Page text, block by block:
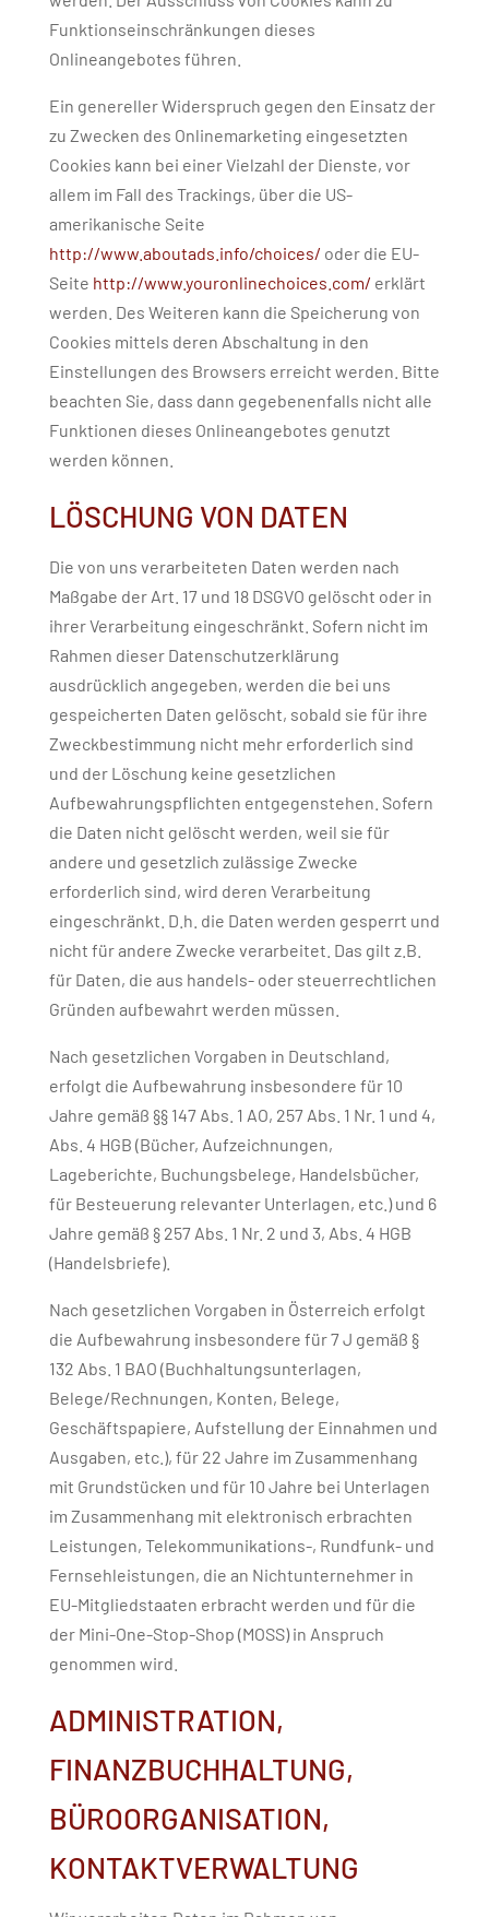
Funktionseinschränkungen dieses
Onlineangebotes führen.
Ein genereller Widerspruch gegen den Einsatz der
zu Zwecken des Onlinemarketing eingesetzten
Cookies kann bei einer Vielzahl der Dienste, vor
allem im Fall des Trackings, über die US-
amerikanische Seite
http://www.aboutads.info/choices/ oder die EU-
Seite http://www.youronlinechoices.com/ erklärt
werden. Des Weiteren kann die Speicherung von
Cookies mittels deren Abschaltung in den
Einstellungen des Browsers erreicht werden. Bitte
beachten Sie, dass dann gegebenenfalls nicht alle
Funktionen dieses Onlineangebotes genutzt
werden können.
LÖSCHUNG VON DATEN
Die von uns verarbeiteten Daten werden nach
Maßgabe der Art. 17 und 18 DSGVO gelöscht oder in
ihrer Verarbeitung eingeschränkt. Sofern nicht im
Rahmen dieser Datenschutzerklärung
ausdrücklich angegeben, werden die bei uns
gespeicherten Daten gelöscht, sobald sie für ihre
Zweckbestimmung nicht mehr erforderlich sind
und der Löschung keine gesetzlichen
Aufbewahrungspflichten entgegenstehen. Sofern
die Daten nicht gelöscht werden, weil sie für
andere und gesetzlich zulässige Zwecke
erforderlich sind, wird deren Verarbeitung
eingeschränkt. D.h. die Daten werden gesperrt und
nicht für andere Zwecke verarbeitet. Das gilt z.B.
für Daten, die aus handels- oder steuerrechtlichen
Gründen aufbewahrt werden müssen.
Nach gesetzlichen Vorgaben in Deutschland,
erfolgt die Aufbewahrung insbesondere für 10
Jahre gemäß §§ 147 Abs. 1 AO, 257 Abs. 1 Nr. 1 und 4,
Abs. 4 HGB (Bücher, Aufzeichnungen,
Lageberichte, Buchungsbelege, Handelsbücher,
für Besteuerung relevanter Unterlagen, etc.) und 6
Jahre gemäß § 257 Abs. 1 Nr. 2 und 3, Abs. 4 HGB
(Handelsbriefe).
Nach gesetzlichen Vorgaben in Österreich erfolgt
die Aufbewahrung insbesondere für 7 J gemäß §
132 Abs. 1 BAO (Buchhaltungsunterlagen,
Belege/Rechnungen, Konten, Belege,
Geschäftspapiere, Aufstellung der Einnahmen und
Ausgaben, etc.), für 22 Jahre im Zusammenhang
mit Grundstücken und für 10 Jahre bei Unterlagen
im Zusammenhang mit elektronisch erbrachten
Leistungen, Telekommunikations-, Rundfunk- und
Fernsehleistungen, die an Nichtunternehmer in
EU-Mitgliedstaaten erbracht werden und für die
der Mini-One-Stop-Shop (MOSS) in Anspruch
genommen wird.
ADMINISTRATION,
FINANZBUCHHALTUNG,
BÜROORGANISATION,
KONTAKTVERWALTUNG